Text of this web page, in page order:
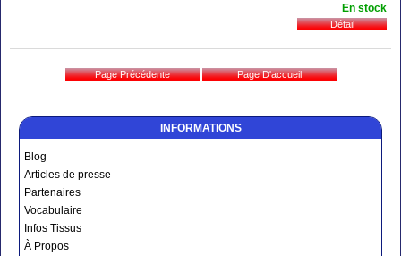
INFORMATIONS
Blog
Articles de presse
Partenaires
Vocabulaire
Infos Tissus
À Propos
En stock